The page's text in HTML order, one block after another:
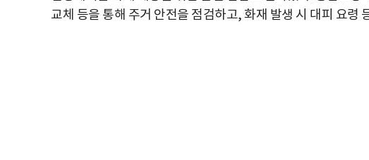
교체 등을 통해 주거 안전을 점검하고, 화재 발생 시 대피 요령